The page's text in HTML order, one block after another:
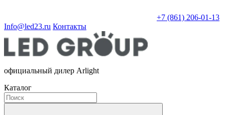
+7 (861) 206-01-13
Info@led23.ru Контакты
официальный дилер Arlight
Каталог